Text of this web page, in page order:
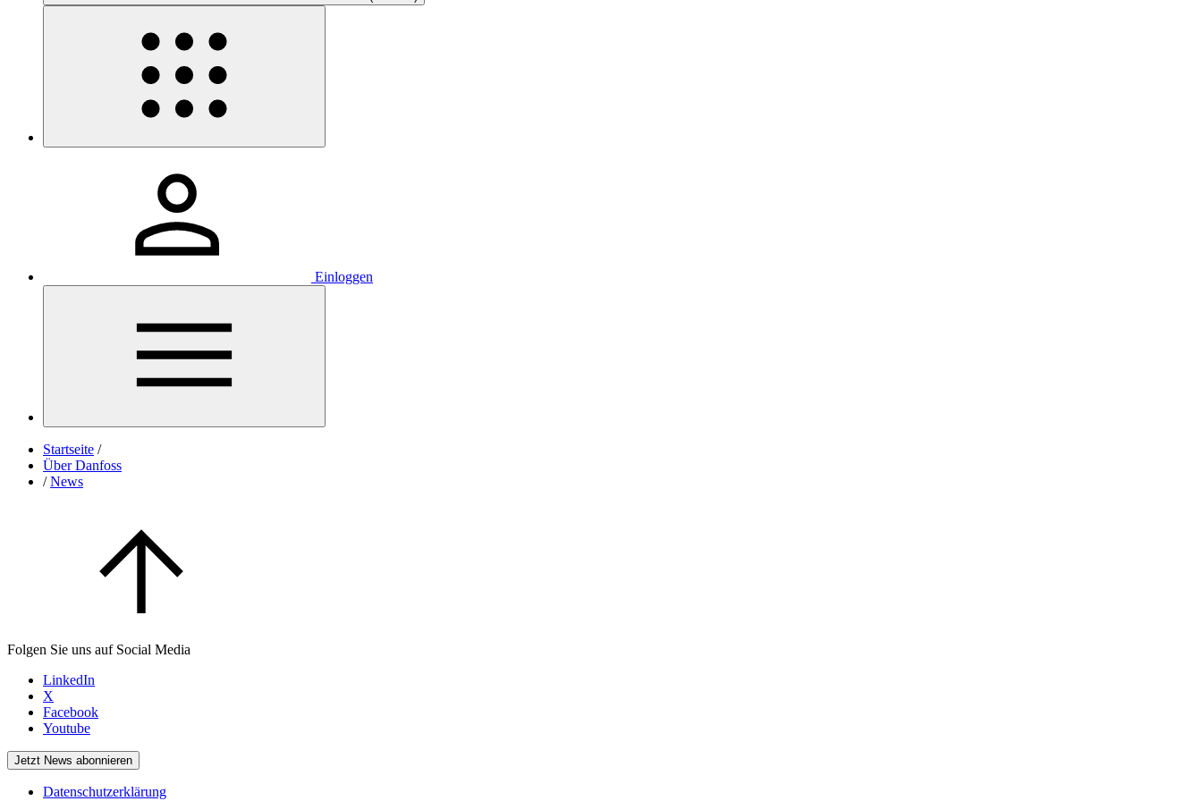
Einloggen
Startseite /
Über Danfoss
/ News
Folgen Sie uns auf Social Media
LinkedIn
X
Facebook
Youtube
Jetzt News abonnieren
Datenschutzerklärung